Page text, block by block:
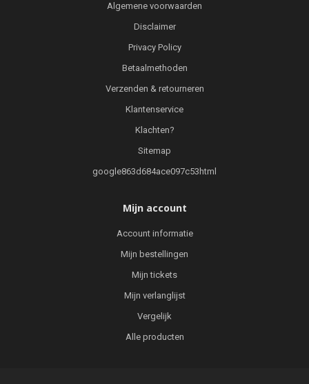
Algemene voorwaarden
Disclaimer
Privacy Policy
Betaalmethoden
Verzenden & retourneren
Klantenservice
Klachten?
Sitemap
google863d684ace097c53html
Mijn account
Account informatie
Mijn bestellingen
Mijn tickets
Mijn verlanglijst
Vergelijk
Alle producten